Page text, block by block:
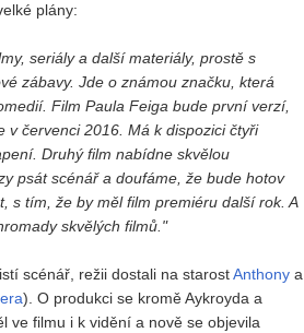
plány:
seriály a další materiály, prostě s
zábavy. Jde o známou značku, která
Film Paula Feiga bude první verzí,
v červenci 2016. Má k dispozici čtyři
Druhý film nabídne skvělou
psát scénář a doufáme, že bude hotov
s tím, že by měl film premiéru další rok. A
skvělých filmů."
scénář, režii dostali na starostAnthony a
). O produkci se kromě Aykroyda a
ve filmu i k vidění a nově se objevila